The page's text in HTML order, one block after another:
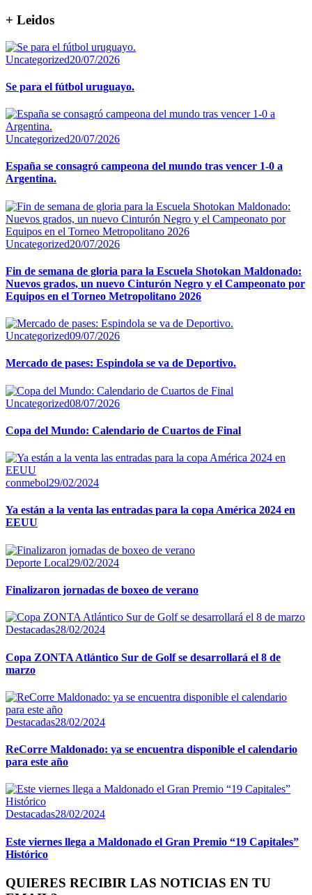
+ Leidos
Uncategorized20/07/2026
Se para el fútbol uruguayo.
Uncategorized20/07/2026
España se consagró campeona del mundo tras vencer 1-0 a
Argentina.
Uncategorized20/07/2026
Fin de semana de gloria para la Escuela Shotokan Maldonado:
Nuevos grados, un nuevo Cinturón Negro y el Campeonato por
Equipos en el Torneo Metropolitano 2026
Uncategorized09/07/2026
Mercado de pases: Espindola se va de Deportivo.
Uncategorized08/07/2026
Copa del Mundo: Calendario de Cuartos de Final
conmebol29/02/2024
Ya están a la venta las entradas para la copa América 2024 en
EEUU
Deporte Local29/02/2024
Finalizaron jornadas de boxeo de verano
Destacadas28/02/2024
Copa ZONTA Atlántico Sur de Golf se desarrollará el 8 de
marzo
Destacadas28/02/2024
ReCorre Maldonado: ya se encuentra disponible el calendario
para este año
Destacadas28/02/2024
Este viernes llega a Maldonado el Gran Premio “19 Capitales”
Histórico
QUIERES RECIBIR LAS NOTICIAS EN TU